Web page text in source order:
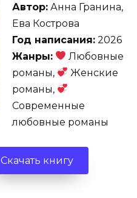
Автор: Анна Гранина,
Ева Кострова
Год написания: 2026
Жанры:
Любовные
романы,
Женские
романы,
Современные
любовные романы
Скачать книгу